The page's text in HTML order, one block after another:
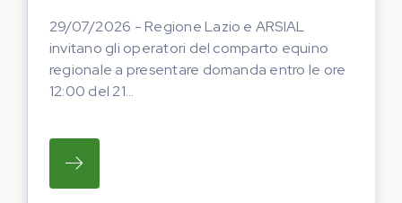
29/07/2026 - Regione Lazio e ARSIAL
invitano gli operatori del comparto equino
regionale a presentare domanda entro le ore
12:00 del 21...
SU REGIONE LAZIO E ARSIAL INVITANO